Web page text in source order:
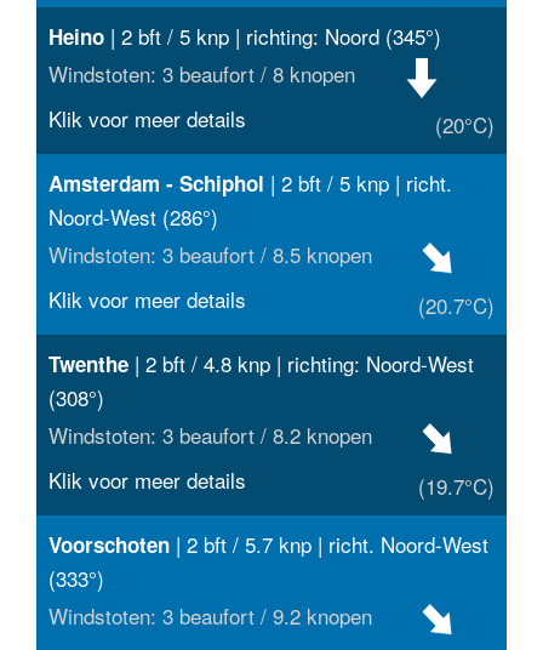
Heino | 2 bft / 5 knp | richting: Noord (345°)
Windstoten: 3 beaufort / 8 knopen
(20°C)
Klik voor meer details
Amsterdam - Schiphol | 2 bft / 5 knp | richt.
Noord-West (286°)
Windstoten: 3 beaufort / 8.5 knopen
(20.7°C)
Klik voor meer details
Twenthe | 2 bft / 4.8 knp | richting: Noord-West
(308°)
Windstoten: 3 beaufort / 8.2 knopen
(19.7°C)
Klik voor meer details
Voorschoten | 2 bft / 5.7 knp | richt. Noord-West
(333°)
Windstoten: 3 beaufort / 9.2 knopen